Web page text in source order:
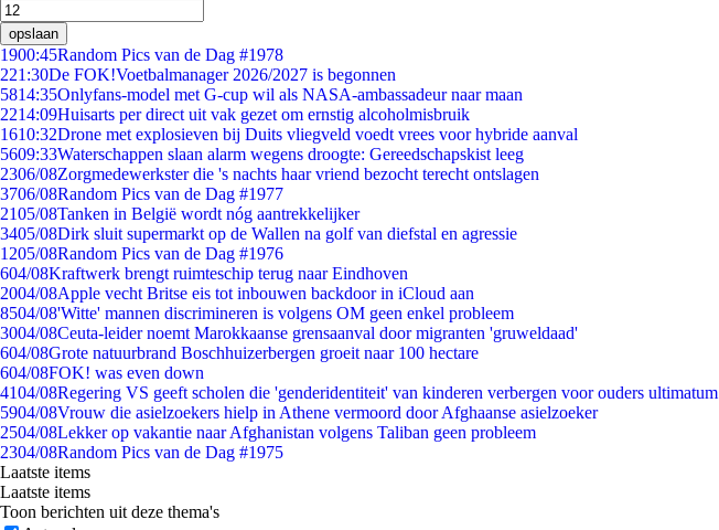
opslaan
1900:45Random Pics van de Dag #1978
221:30De FOK!Voetbalmanager 2026/2027 is begonnen
5814:35Onlyfans-model met G-cup wil als NASA-ambassadeur naar maan
2214:09Huisarts per direct uit vak gezet om ernstig alcoholmisbruik
1610:32Drone met explosieven bij Duits vliegveld voedt vrees voor hybride aanval
5609:33Waterschappen slaan alarm wegens droogte: Gereedschapskist leeg
2306/08Zorgmedewerkster die 's nachts haar vriend bezocht terecht ontslagen
3706/08Random Pics van de Dag #1977
2105/08Tanken in België wordt nóg aantrekkelijker
3405/08Dirk sluit supermarkt op de Wallen na golf van diefstal en agressie
1205/08Random Pics van de Dag #1976
604/08Kraftwerk brengt ruimteschip terug naar Eindhoven
2004/08Apple vecht Britse eis tot inbouwen backdoor in iCloud aan
8504/08'Witte' mannen discrimineren is volgens OM geen enkel probleem
3004/08Ceuta-leider noemt Marokkaanse grensaanval door migranten 'gruweldaad'
604/08Grote natuurbrand Boschhuizerbergen groeit naar 100 hectare
604/08FOK! was even down
4104/08Regering VS geeft scholen die 'genderidentiteit' van kinderen verbergen voor ouders ultimatum
5904/08Vrouw die asielzoekers hielp in Athene vermoord door Afghaanse asielzoeker
2504/08Lekker op vakantie naar Afghanistan volgens Taliban geen probleem
2304/08Random Pics van de Dag #1975
Laatste items
Laatste items
Toon berichten uit deze thema's